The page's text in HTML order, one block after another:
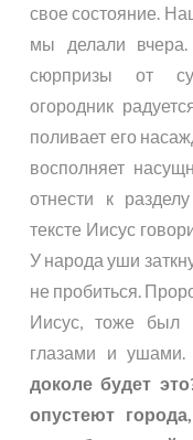
свое состояние.
мы делали
сюрпризы от
огородник
поливает его
восполняет
отнести к
тексте Иисус
У народа уши
не пробиться.
Иисус, тоже был
глазами и ушами.
доколе будет
опустеют